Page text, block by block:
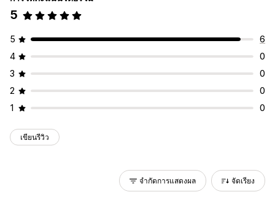
5
5
6
4
0
3
0
2
0
1
0
เขียนรีวิว
จำกัดการแสดงผล จัดเรียง